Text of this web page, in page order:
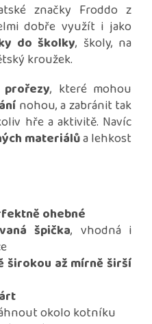
značky Froddo z
dobře využít i jako
do školky, školy, na
kroužek.
, které mohou
nohou, a zabránit tak
hře a aktivitě. Navíc
materiálůa lehkost
ohebné
špička, vhodná i
širokou až mírně širší
okolo kotníku